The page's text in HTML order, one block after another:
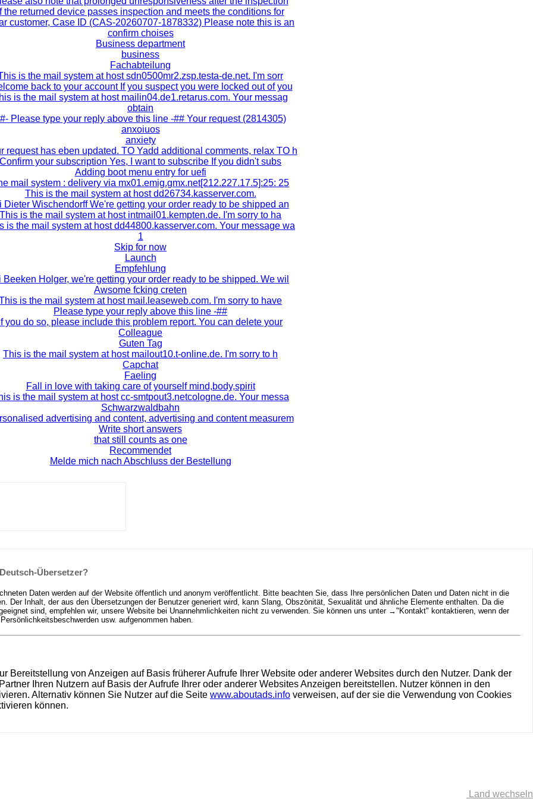
the returned device passes inspection and meets the conditions for
customer, Case ID (CAS-20260707-1878332) Please note this is an
confirm choises
Business department
business
Fachabteilung
is the mail system at host sdn0500mr2.zsp.testa-de.net. I'm sorr
back to your account If you suspect you were locked out of you
is the mail system at host mailin04.de1.retarus.com. Your messag
obtain
Please type your reply above this line -## Your request (2814305)
anxoiuos
anxiety
request has eben updated. TO Yadd additional comments, relax TO h
Confirm your subscription Yes, I want to subscribe If you didn't subs
Adding boot menu entry for uefi
mail system : delivery via mx01.emig.gmx.net[212.227.17.5]:25: 25
This is the mail system at host dd26734.kasserver.com.
Dieter Wischendorff We're getting your order ready to be shipped an
This is the mail system at host intmail01.kempten.de. I'm sorry to ha
is the mail system at host dd44800.kasserver.com. Your message wa
1
Skip for now
Launch
Empfehlung
Beeken Holger, we're getting your order ready to be shipped. We wil
Awsome fcking creten
is the mail system at host mail.leaseweb.com. I'm sorry to have
Please type your reply above this line -##
you do so, please include this problem report. You can delete your
Colleague
Guten Tag
This is the mail system at host mailout10.t-online.de. I'm sorry to h
Capchat
Faeling
Fall in love with taking care of yourself mind,body,spirit
is the mail system at host cc-smtpout3.netcologne.de. Your messa
Schwarzwaldbahn
advertising and content, advertising and content measurem
Write short answers
that still counts as one
Recommendet
Melde mich nach Abschluss der Bestellung
Übersetzer?
Daten werden auf der Website öffentlich und anonym veröffentlicht. Bitte beachten Sie, dass Ihre persönlichen Daten und Daten nicht in die
Der Inhalt, der aus den Übersetzungen der Benutzer generiert wird, kann Slang, Obszönität, Sexualität und ähnliche Elemente enthalten. Da die
sind, empfehlen wir, unsere Website bei Unannehmlichkeiten nicht zu verwenden. Sie können uns unter →"Kontakt" kontaktieren, wenn der
usw. aufgenommen haben.
Bereitstellung von Anzeigen auf Basis früherer Aufrufe Ihrer Website oder anderer Websites durch den Nutzer. Dank der
Ihren Nutzern auf Basis der Aufrufe Ihrer oder anderer Websites Anzeigen bereitstellen. Nutzer können in den
Alternativ können Sie Nutzer auf die Seite www.aboutads.info verweisen, auf der sie die Verwendung von Cookies
können.
Land wechseln